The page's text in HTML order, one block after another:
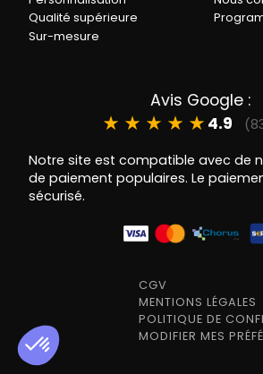
Qualité supérieure
Sur-mesure
Avis Google :
★ ★ ★ ★ ★ 4.9
Notre site est compatible avec de
de paiement populaires. Le
sécurisé.
CGV
MENTIONS LÉGALES
POLITIQUE DE
MODIFIER MES